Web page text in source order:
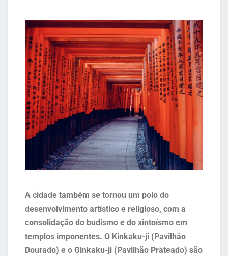
A cidade também se tornou um polo do
desenvolvimento artístico e religioso, com a
consolidação do budismo e do xintoísmo em
templos imponentes. O Kinkaku-ji (Pavilhão
Dourado) e o Ginkaku-ji (Pavilhão Prateado) são